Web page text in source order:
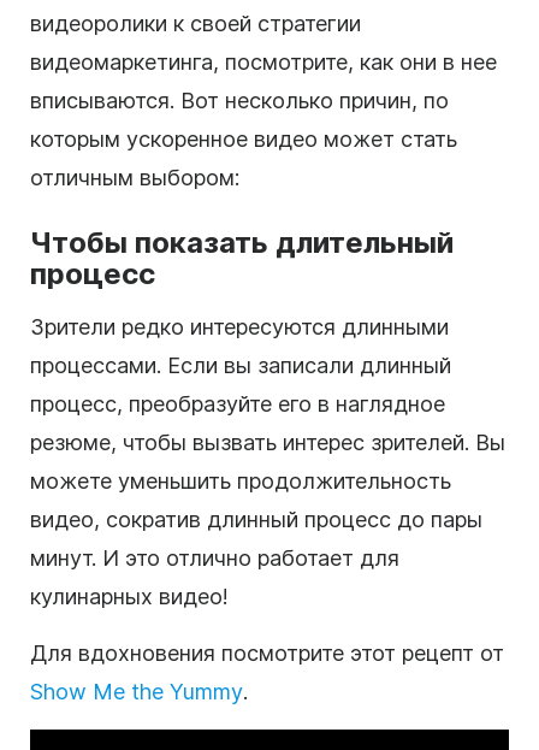
видеоролики к своей стратегии
видеомаркетинга, посмотрите, как они в нее
вписываются. Вот несколько причин, по
которым ускоренное видео может стать
отличным выбором:
Чтобы показать длительный
процесс
Зрители редко интересуются длинными
процессами. Если вы записали длинный
процесс, преобразуйте его в наглядное
резюме, чтобы вызвать интерес зрителей. Вы
можете уменьшить продолжительность
видео, сократив длинный процесс до пары
минут. И это отлично работает для
кулинарных видео!
Для вдохновения посмотрите этот рецепт от
Show Me the Yummy.